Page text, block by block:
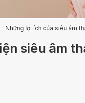
Những lợi ích của siêu âm
siêu âm